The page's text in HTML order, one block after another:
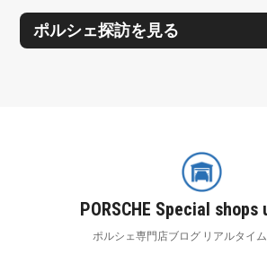
ポルシェ探訪を見る
PORSCHE Special shops
ポルシェ専門店ブログ リアルタイム